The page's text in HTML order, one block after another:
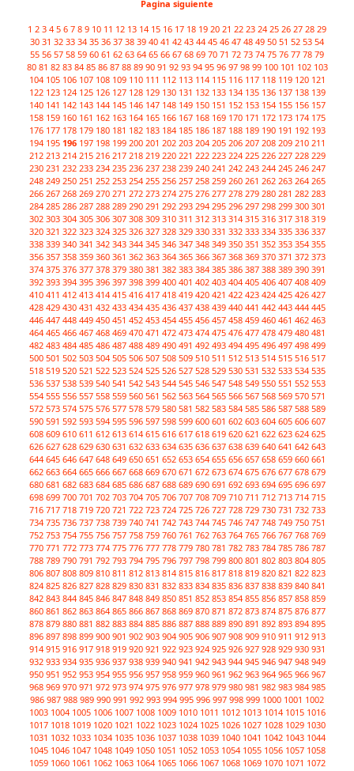
Pagina siguiente
1 2 3 4 5 6 7 8 9 10 11 12 13 14 15 16 17 18 19 20 21 22 23 24 25 26 27 28 29
30 31 32 33 34 35 36 37 38 39 40 41 42 43 44 45 46 47 48 49 50 51 52 53 54
55 56 57 58 59 60 61 62 63 64 65 66 67 68 69 70 71 72 73 74 75 76 77 78 79
80 81 82 83 84 85 86 87 88 89 90 91 92 93 94 95 96 97 98 99 100 101 102 103
104 105 106 107 108 109 110 111 112 113 114 115 116 117 118 119 120 121
122 123 124 125 126 127 128 129 130 131 132 133 134 135 136 137 138 139
140 141 142 143 144 145 146 147 148 149 150 151 152 153 154 155 156 157
158 159 160 161 162 163 164 165 166 167 168 169 170 171 172 173 174 175
176 177 178 179 180 181 182 183 184 185 186 187 188 189 190 191 192 193
194 195 196 197 198 199 200 201 202 203 204 205 206 207 208 209 210 211
212 213 214 215 216 217 218 219 220 221 222 223 224 225 226 227 228 229
230 231 232 233 234 235 236 237 238 239 240 241 242 243 244 245 246 247
248 249 250 251 252 253 254 255 256 257 258 259 260 261 262 263 264 265
266 267 268 269 270 271 272 273 274 275 276 277 278 279 280 281 282 283
284 285 286 287 288 289 290 291 292 293 294 295 296 297 298 299 300 301
302 303 304 305 306 307 308 309 310 311 312 313 314 315 316 317 318 319
320 321 322 323 324 325 326 327 328 329 330 331 332 333 334 335 336 337
338 339 340 341 342 343 344 345 346 347 348 349 350 351 352 353 354 355
356 357 358 359 360 361 362 363 364 365 366 367 368 369 370 371 372 373
374 375 376 377 378 379 380 381 382 383 384 385 386 387 388 389 390 391
392 393 394 395 396 397 398 399 400 401 402 403 404 405 406 407 408 409
410 411 412 413 414 415 416 417 418 419 420 421 422 423 424 425 426 427
428 429 430 431 432 433 434 435 436 437 438 439 440 441 442 443 444 445
446 447 448 449 450 451 452 453 454 455 456 457 458 459 460 461 462 463
464 465 466 467 468 469 470 471 472 473 474 475 476 477 478 479 480 481
482 483 484 485 486 487 488 489 490 491 492 493 494 495 496 497 498 499
500 501 502 503 504 505 506 507 508 509 510 511 512 513 514 515 516 517
518 519 520 521 522 523 524 525 526 527 528 529 530 531 532 533 534 535
536 537 538 539 540 541 542 543 544 545 546 547 548 549 550 551 552 553
554 555 556 557 558 559 560 561 562 563 564 565 566 567 568 569 570 571
572 573 574 575 576 577 578 579 580 581 582 583 584 585 586 587 588 589
590 591 592 593 594 595 596 597 598 599 600 601 602 603 604 605 606 607
608 609 610 611 612 613 614 615 616 617 618 619 620 621 622 623 624 625
626 627 628 629 630 631 632 633 634 635 636 637 638 639 640 641 642 643
644 645 646 647 648 649 650 651 652 653 654 655 656 657 658 659 660 661
662 663 664 665 666 667 668 669 670 671 672 673 674 675 676 677 678 679
680 681 682 683 684 685 686 687 688 689 690 691 692 693 694 695 696 697
698 699 700 701 702 703 704 705 706 707 708 709 710 711 712 713 714 715
716 717 718 719 720 721 722 723 724 725 726 727 728 729 730 731 732 733
734 735 736 737 738 739 740 741 742 743 744 745 746 747 748 749 750 751
752 753 754 755 756 757 758 759 760 761 762 763 764 765 766 767 768 769
770 771 772 773 774 775 776 777 778 779 780 781 782 783 784 785 786 787
788 789 790 791 792 793 794 795 796 797 798 799 800 801 802 803 804 805
806 807 808 809 810 811 812 813 814 815 816 817 818 819 820 821 822 823
824 825 826 827 828 829 830 831 832 833 834 835 836 837 838 839 840 841
842 843 844 845 846 847 848 849 850 851 852 853 854 855 856 857 858 859
860 861 862 863 864 865 866 867 868 869 870 871 872 873 874 875 876 877
878 879 880 881 882 883 884 885 886 887 888 889 890 891 892 893 894 895
896 897 898 899 900 901 902 903 904 905 906 907 908 909 910 911 912 913
914 915 916 917 918 919 920 921 922 923 924 925 926 927 928 929 930 931
932 933 934 935 936 937 938 939 940 941 942 943 944 945 946 947 948 949
950 951 952 953 954 955 956 957 958 959 960 961 962 963 964 965 966 967
968 969 970 971 972 973 974 975 976 977 978 979 980 981 982 983 984 985
986 987 988 989 990 991 992 993 994 995 996 997 998 999 1000 1001 1002
1003 1004 1005 1006 1007 1008 1009 1010 1011 1012 1013 1014 1015 1016
1017 1018 1019 1020 1021 1022 1023 1024 1025 1026 1027 1028 1029 1030
1031 1032 1033 1034 1035 1036 1037 1038 1039 1040 1041 1042 1043 1044
1045 1046 1047 1048 1049 1050 1051 1052 1053 1054 1055 1056 1057 1058
1059 1060 1061 1062 1063 1064 1065 1066 1067 1068 1069 1070 1071 1072